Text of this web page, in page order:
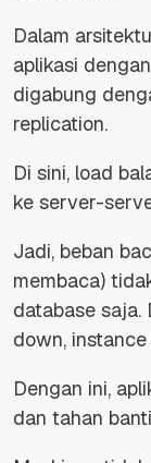
Dalam
aplikasi
digabung
replication.
Di sini, load
ke server-
Jadi, beban
membaca)
database saja.
down,
Dengan ini,
dan tahan